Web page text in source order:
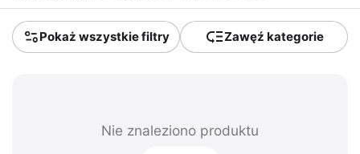
Pokaż wszystkie filtry Zawęź kategorie
Nie znaleziono produktu